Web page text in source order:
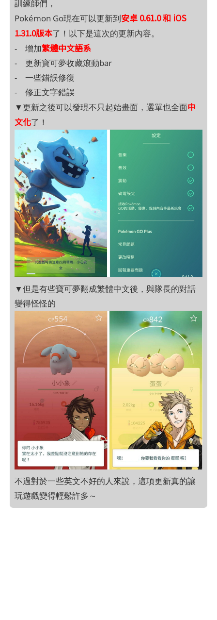
訓練師們，
Pokémon Go現在可以更新到安卓 0.61.0 和 iOS
1.31.0版本了！以下是這次的更新內容。
- 增加繁體中文語系
- 更新寶可夢收藏滾動bar
- 一些錯誤修復
- 修正文字錯誤
▼更新之後可以發現不只起始畫面，選單也全面中
文化了！
▼但是有些寶可夢翻成繁體中文後，與隊長的對話
變得怪怪的
不過對於一些英文不好的人來說，這項更新真的讓
玩遊戲變得輕鬆許多～